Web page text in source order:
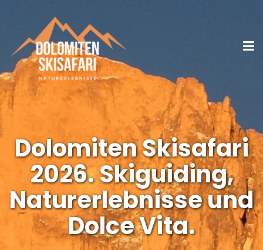
Dolomiten Skisafari
2026.Skiguiding,
Naturerlebnisse und
Dolce Vita.